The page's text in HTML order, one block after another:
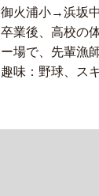
御火浦小→浜坂
卒業後、高校の
ー場で、先輩漁
趣味：野球、ス